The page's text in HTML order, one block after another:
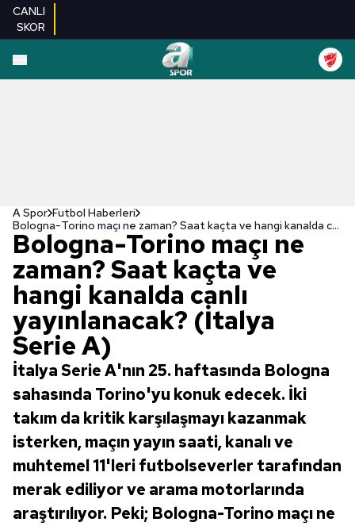
CANLI
SKOR
A Spor Futbol Haberleri
Bologna-Torino maçı ne zaman? Saat kaçta ve hangi kanalda canlı yayınlanacak? (İtalya Serie A)
Bologna-Torino maçı ne
zaman? Saat kaçta ve
hangi kanalda canlı
yayınlanacak? (İtalya
Serie A)
İtalya Serie A'nın 25. haftasında Bologna
sahasında Torino'yu konuk edecek. İki
takım da kritik karşılaşmayı kazanmak
isterken, maçın yayın saati, kanalı ve
muhtemel 11'leri futbolseverler tarafından
merak ediliyor ve arama motorlarında
araştırılıyor. Peki; Bologna-Torino maçı ne